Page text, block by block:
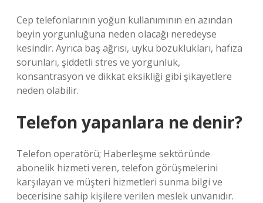
Cep telefonlarının yoğun kullanımının en azından
beyin yorgunluğuna neden olacağı neredeyse
kesindir. Ayrıca baş ağrısı, uyku bozuklukları, hafıza
sorunları, şiddetli stres ve yorgunluk,
konsantrasyon ve dikkat eksikliği gibi şikayetlere
neden olabilir.
Telefon yapanlara ne denir?
Telefon operatörü; Haberleşme sektöründe
abonelik hizmeti veren, telefon görüşmelerini
karşılayan ve müşteri hizmetleri sunma bilgi ve
becerisine sahip kişilere verilen meslek unvanıdır.